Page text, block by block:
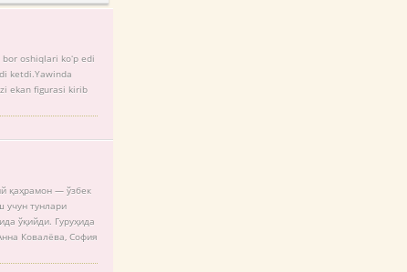
oshiqlari koʻp edi
ketdi.Yawinda
ekan figurasi kirib
қаҳрамон — ўзбек
учун тунлари
ўқийди. Гуруҳида
Ковалёва, София